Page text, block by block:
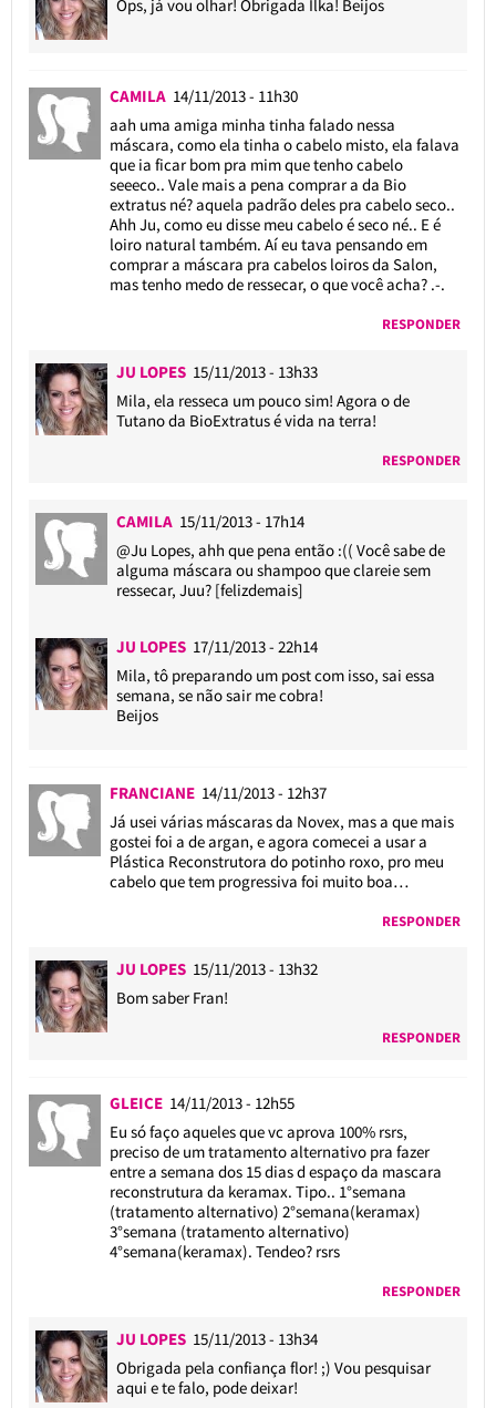
Ops, já vou olhar! Obrigada Ilka! Beijos
CAMILA 14/11/2013 - 11h30
aah uma amiga minha tinha falado nessa
máscara, como ela tinha o cabelo misto, ela falava
que ia ficar bom pra mim que tenho cabelo
seeeco.. Vale mais a pena comprar a da Bio
extratus né? aquela padrão deles pra cabelo seco..
Ahh Ju, como eu disse meu cabelo é seco né.. E é
loiro natural também. Aí eu tava pensando em
comprar a máscara pra cabelos loiros da Salon,
mas tenho medo de ressecar, o que você acha? .-.
RESPONDER
JU LOPES 15/11/2013 - 13h33
Mila, ela resseca um pouco sim! Agora o de
Tutano da BioExtratus é vida na terra!
RESPONDER
CAMILA 15/11/2013 - 17h14
@Ju Lopes, ahh que pena então :(( Você sabe de
alguma máscara ou shampoo que clareie sem
ressecar, Juu? [felizdemais]
JU LOPES 17/11/2013 - 22h14
Mila, tô preparando um post com isso, sai essa
semana, se não sair me cobra!
Beijos
FRANCIANE 14/11/2013 - 12h37
Já usei várias máscaras da Novex, mas a que mais
gostei foi a de argan, e agora comecei a usar a
Plástica Reconstrutora do potinho roxo, pro meu
cabelo que tem progressiva foi muito boa…
RESPONDER
JU LOPES 15/11/2013 - 13h32
Bom saber Fran!
RESPONDER
GLEICE 14/11/2013 - 12h55
Eu só faço aqueles que vc aprova 100% rsrs,
preciso de um tratamento alternativo pra fazer
entre a semana dos 15 dias d espaço da mascara
reconstrutura da keramax. Tipo.. 1°semana
(tratamento alternativo) 2°semana(keramax)
3°semana (tratamento alternativo)
4°semana(keramax). Tendeo? rsrs
RESPONDER
JU LOPES 15/11/2013 - 13h34
Obrigada pela confiança flor! ;) Vou pesquisar
aqui e te falo, pode deixar!